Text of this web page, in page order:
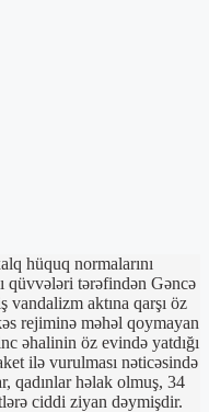
hüquq normalarını
qüvvələri tərəfindən Gəncə
vandalizm aktına qarşı öz
rejiminə məhəl qoymayan
əhalinin öz evində yatdığı
ilə vurulması nəticəsində
qadınlar həlak olmuş, 34
ciddi ziyan dəymişdir.